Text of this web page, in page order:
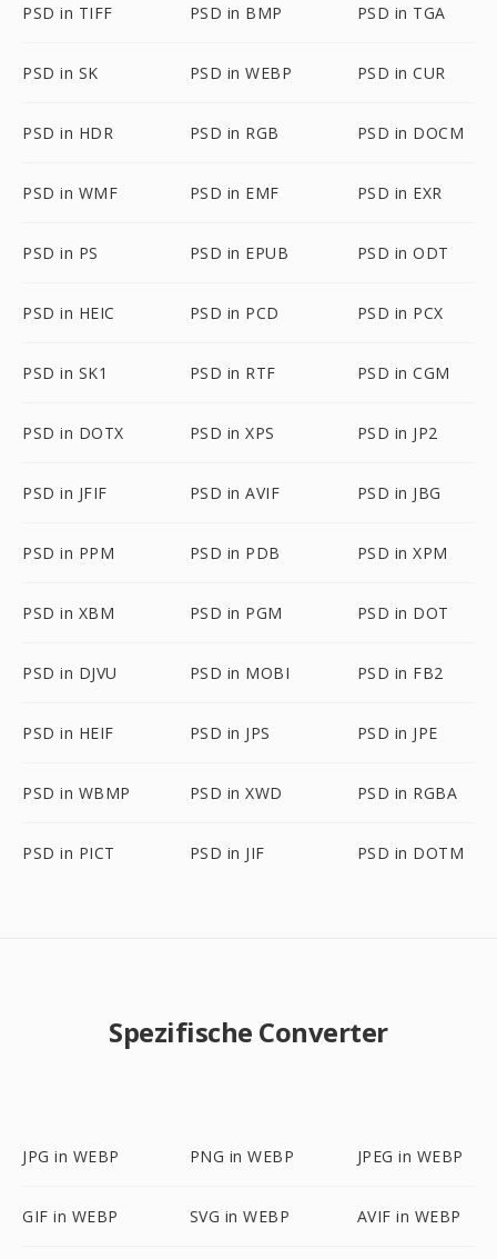
PSD in TIFF PSD in BMP PSD in TGA
PSD in SK PSD in WEBP PSD in CUR
PSD in HDR PSD in RGB PSD in DOCM
PSD in WMF PSD in EMF PSD in EXR
PSD in PS PSD in EPUB PSD in ODT
PSD in HEIC PSD in PCD PSD in PCX
PSD in SK1 PSD in RTF PSD in CGM
PSD in DOTX PSD in XPS PSD in JP2
PSD in JFIF PSD in AVIF PSD in JBG
PSD in PPM PSD in PDB PSD in XPM
PSD in XBM PSD in PGM PSD in DOT
PSD in DJVU PSD in MOBI PSD in FB2
PSD in HEIF PSD in JPS PSD in JPE
PSD in WBMP PSD in XWD PSD in RGBA
PSD in PICT PSD in JIF PSD in DOTM
Spezifische Converter
JPG in WEBP PNG in WEBP JPEG in WEBP
GIF in WEBP SVG in WEBP AVIF in WEBP